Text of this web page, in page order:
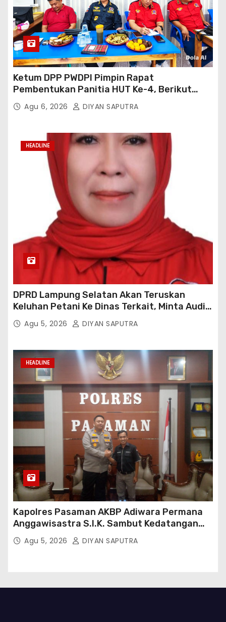
Ketum DPP PWDPI Pimpin Rapat
Pembentukan Panitia HUT Ke-4, Berikut
Susunan Dan Rangkaian Kegiatannya
Agu 6, 2026 DIYAN SAPUTRA
HEADLINE
DPRD Lampung Selatan Akan Teruskan
Keluhan Petani Ke Dinas Terkait, Minta Audit
Penyaluran Pupuk Bersubsidi Di Desa Budi
Lestari
Agu 5, 2026 DIYAN SAPUTRA
HEADLINE
Kapolres Pasaman AKBP Adiwara Permana
Anggawisastra S.I.K. Sambut Kedatangan
Kepala Cakrawala Tv Sumatera Barat
Agu 5, 2026 DIYAN SAPUTRA